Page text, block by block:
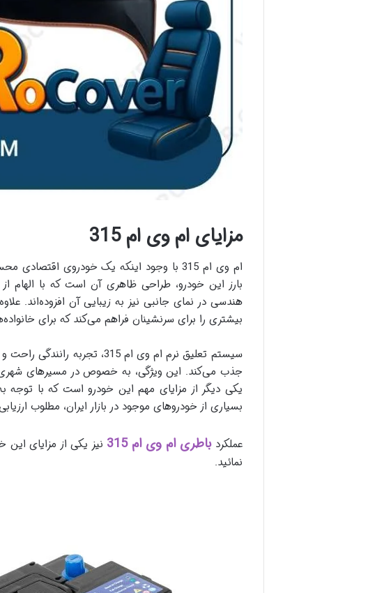
مزایای ام وی ام 315
ام وی ام 315 با وجود اینکه یک خودروی
بیشتری را برای سرنشینان فراهم می‌کند که برای
سیستم تعلیق نرم ام وی ام
یکی دیگر از مزایای مهم این خودرو است که با
بسیاری از خودروهای موجود در بازار ایران، مطلوب
عملکردباطری ام وی ام 315
نمائید.